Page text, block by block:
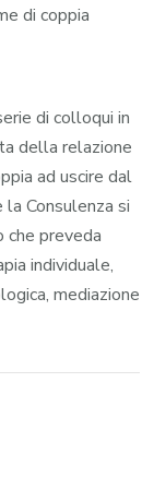
di coppia
di colloqui in
della relazione
ad uscire dal
la Consulenza si
preveda
individuale,
mediazione